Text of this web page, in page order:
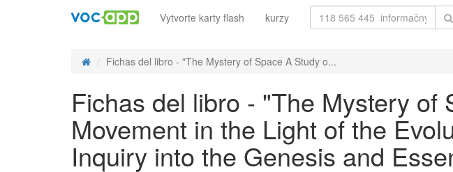
Vytvorte karty flash kurzy
Fichas del libro - "The Mystery of Space A Study o...
Fichas del libro - "The Mystery
Movement in the Light of the
Inquiry into the Genesis and